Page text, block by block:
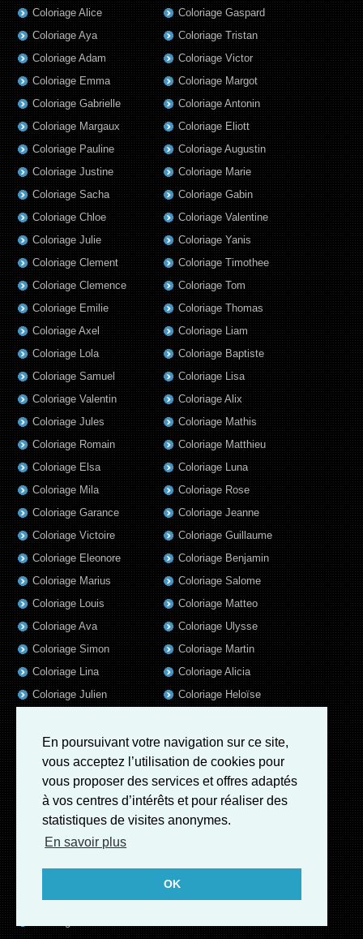
En poursuivant votre navigation sur ce site,
vous acceptez l’utilisation de cookies pour
vous proposer des services et offres adaptés
à vos centres d’intérêts et pour réaliser des
statistiques de visites anonymes.
En savoir plus
OK
Coloriage Alice
Coloriage Aya
Coloriage Adam
Coloriage Emma
Coloriage Gabrielle
Coloriage Gaspard
Coloriage Tristan
Coloriage Victor
Coloriage Margot
Coloriage Antonin
Coloriage Margaux
Coloriage Pauline
Coloriage Justine
Coloriage Sacha
Coloriage Chloe
Coloriage Julie
Coloriage Clement
Coloriage Clemence
Coloriage Emilie
Coloriage Axel
Coloriage Lola
Coloriage Samuel
Coloriage Valentin
Coloriage Jules
Coloriage Romain
Coloriage Elsa
Coloriage Mila
Coloriage Garance
Coloriage Victoire
Coloriage Eleonore
Coloriage Marius
Coloriage Louis
Coloriage Ava
Coloriage Simon
Coloriage Lina
Coloriage Julien
Coloriage Arthur
Coloriage Noe
Coloriage William
Coloriage Eliott
Coloriage Augustin
Coloriage Marie
Coloriage Gabin
Coloriage Valentine
Coloriage Yanis
Coloriage Timothee
Coloriage Tom
Coloriage Thomas
Coloriage Liam
Coloriage Baptiste
Coloriage Lisa
Coloriage Alix
Coloriage Mathis
Coloriage Matthieu
Coloriage Luna
Coloriage Rose
Coloriage Jeanne
Coloriage Guillaume
Coloriage Benjamin
Coloriage Salome
Coloriage Matteo
Coloriage Ulysse
Coloriage Martin
Coloriage Alicia
Coloriage Heloïse
Coloriage Rayan
Coloriage Iris
Coloriage Ambre
Coloriage Charles
Coloriage Oscar
Coloriage Pierre